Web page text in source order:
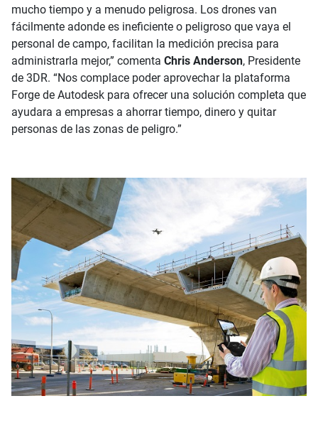
mucho tiempo y a menudo peligrosa. Los drones van
fácilmente adonde es ineficiente o peligroso que vaya el
personal de campo, facilitan la medición precisa para
administrarla mejor,” comenta Chris Anderson, Presidente
de 3DR. “Nos complace poder aprovechar la plataforma
Forge de Autodesk para ofrecer una solución completa que
ayudara a empresas a ahorrar tiempo, dinero y quitar
personas de las zonas de peligro.”